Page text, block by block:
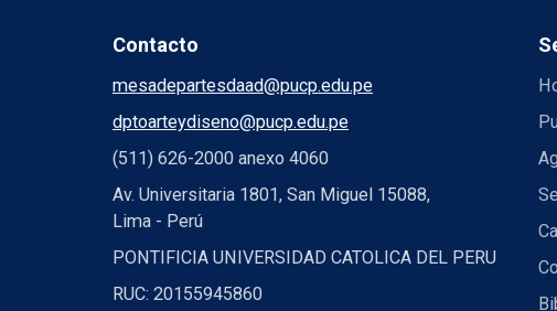
Contacto
mesadepartesdaad@pucp.edu.pe
dptoarteydiseno@pucp.edu.pe
(511) 626-2000 anexo 4060
Av. Universitaria 1801, San Miguel 15088,
Lima - Perú
PONTIFICIA UNIVERSIDAD CATOLICA DEL PERU
RUC: 20155945860